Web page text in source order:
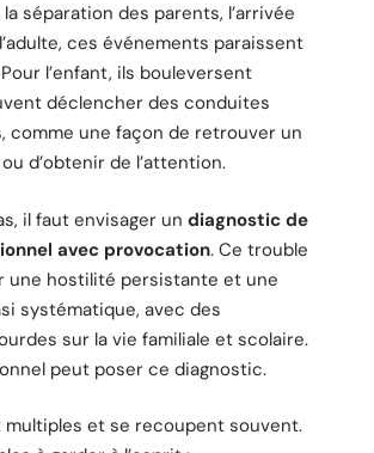
séparation des parents, l’arrivée
ces événements paraissent
l’enfant, ils bouleversent
déclencher des conduites
comme une façon de retrouver un
d’obtenir de l’attention.
il faut envisager un diagnostic de
avec provocation. Ce trouble
une hostilité persistante et une
systématique, avec des
sur la vie familiale et scolaire.
peut poser ce diagnostic.
multiples et se recoupent souvent.